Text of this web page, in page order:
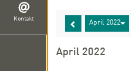
Kontakt
April 2022
April 2022